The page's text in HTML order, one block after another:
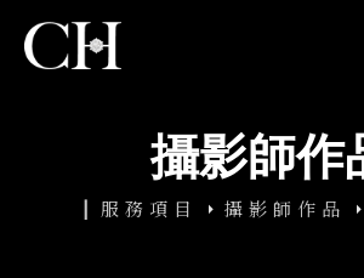
攝影師作
服務項目 攝影師作品